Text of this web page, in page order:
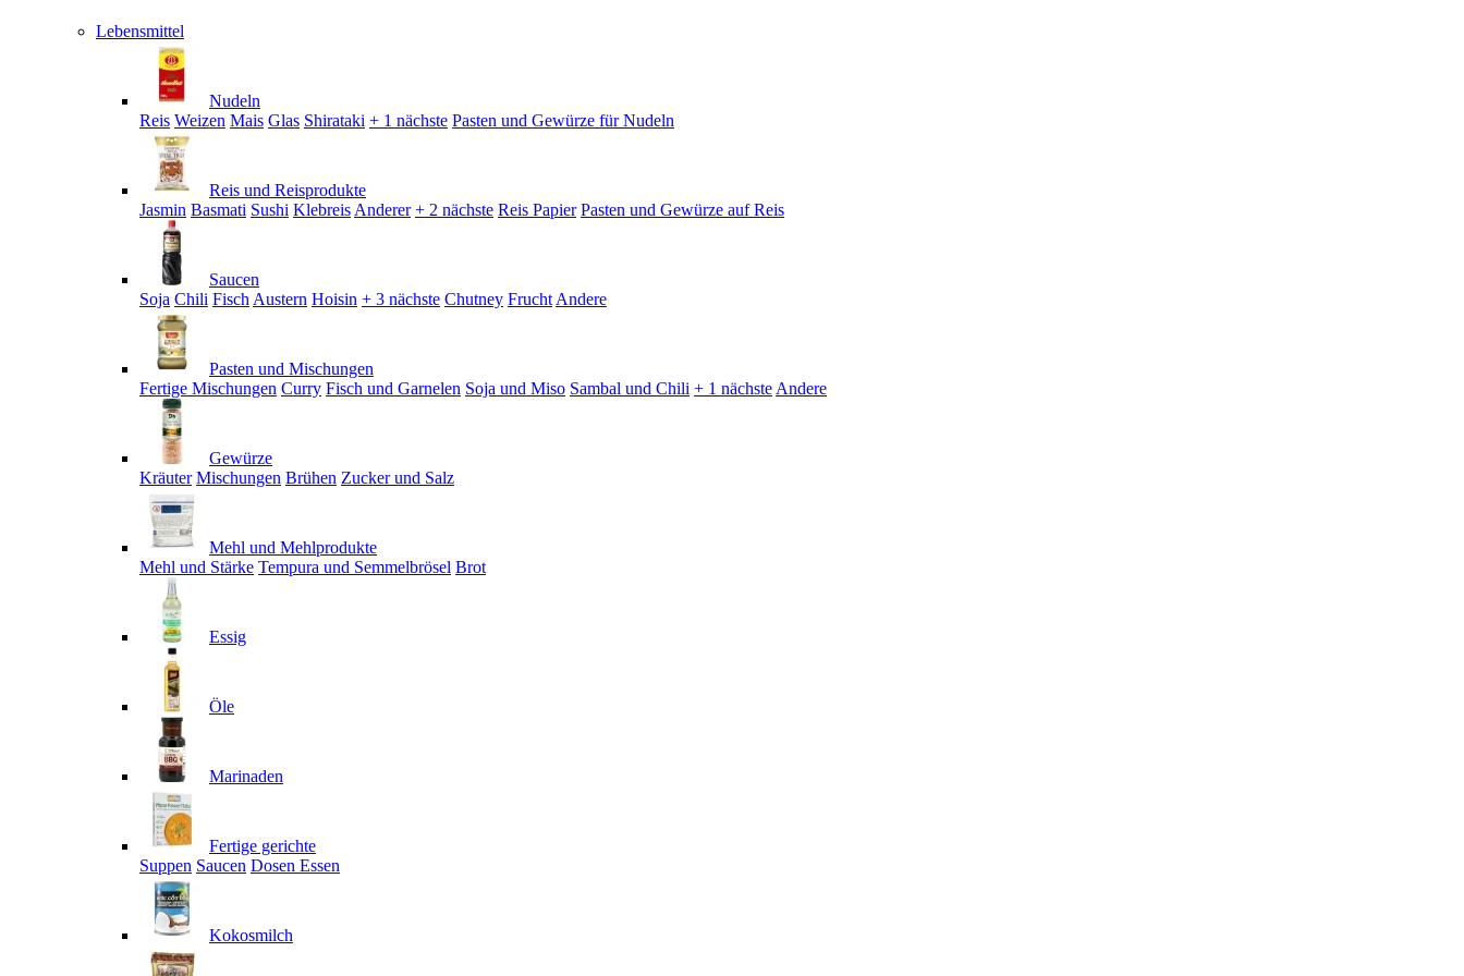
Lebensmittel
Nudeln
Reis Weizen Mais Glas Shirataki + 1 nächste Pasten und Gewürze für Nudeln
Reis und Reisprodukte
Jasmin Basmati Sushi Klebreis Anderer + 2 nächste Reis Papier Pasten und Gewürze auf Reis
Saucen
Soja Chili Fisch Austern Hoisin + 3 nächste Chutney Frucht Andere
Pasten und Mischungen
Fertige Mischungen Curry Fisch und Garnelen Soja und Miso Sambal und Chili + 1 nächste Andere
Gewürze
Kräuter Mischungen Brühen Zucker und Salz
Mehl und Mehlprodukte
Mehl und Stärke Tempura und Semmelbrösel Brot
Essig
Öle
Marinaden
Fertige gerichte
Suppen Saucen Dosen Essen
Kokosmilch